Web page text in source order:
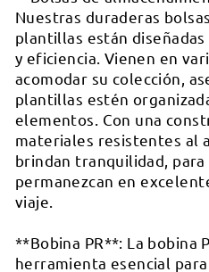
Nuestras duraderas
plantillas están
y eficiencia. Vienen en
acomodar su colección,
plantillas estén
elementos. Con una
materiales resistentes al
brindan tranquilidad, para
permanezcan en
viaje.
**Bobina PR**: La bobina
herramienta esencial